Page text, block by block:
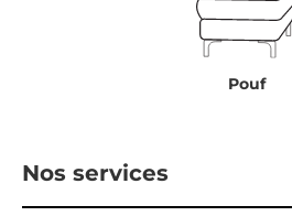
Pouf
Nos services